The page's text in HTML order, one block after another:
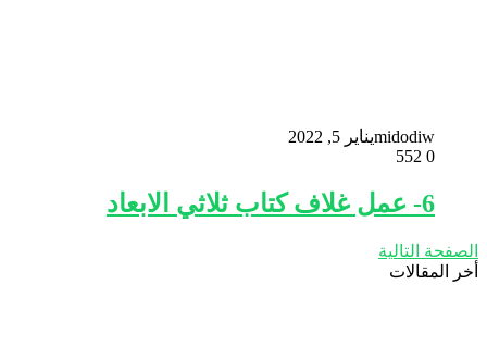
midodiwيناير 5, 2022
0
6- عمل غلاف كتاب ثلاثي الابعاد
الصفحة التالية
أخر المقالات